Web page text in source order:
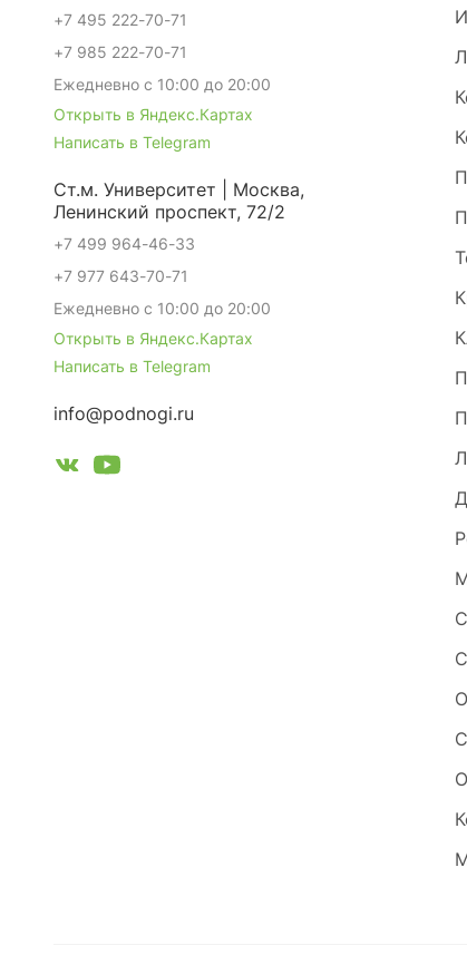
+7 495 222-70-71
+7 985 222-70-71
Ежедневно с 10:00 до 20:00
Открыть в Яндекс.Картах
Написать в Telegram
Ст.м. Университет | Москва,
Ленинский проспект, 72/2
+7 499 964-46-33
+7 977 643-70-71
Ежедневно с 10:00 до 20:00
Открыть в Яндекс.Картах
Написать в Telegram
info@podnogi.ru